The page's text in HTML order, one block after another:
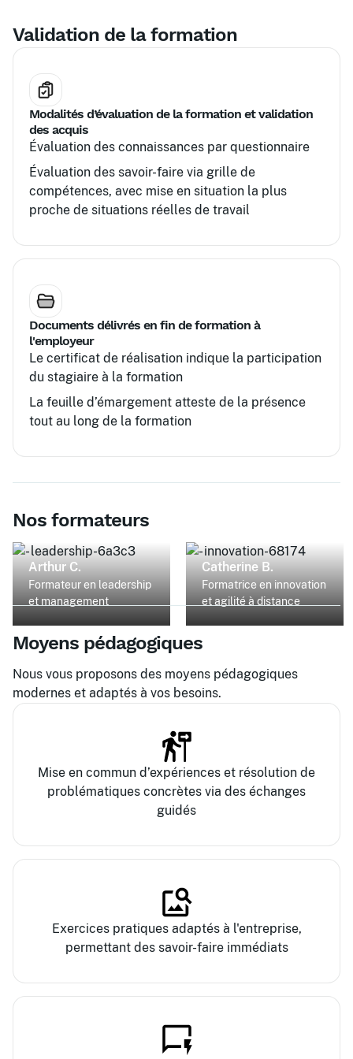
Validation de la formation
Modalités d’évaluation de la formation et validation
des acquis
Évaluation des connaissances par questionnaire
Évaluation des savoir-faire via grille de
compétences, avec mise en situation la plus
proche de situations réelles de travail
Documents délivrés en fin de formation à
l'employeur
Le certificat de réalisation indique la participation
du stagiaire à la formation
La feuille d’émargement atteste de la présence
tout au long de la formation
Nos formateurs
Arthur C.
Formateur en leadership
et management
Catherine B.
Formatrice en innovation
et agilité à distance
Moyens pédagogiques
Nous vous proposons des moyens pédagogiques
modernes et adaptés à vos besoins.
Mise en commun d’expériences et résolution de
problématiques concrètes via des échanges
guidés
Exercices pratiques adaptés à l'entreprise,
permettant des savoir-faire immédiats